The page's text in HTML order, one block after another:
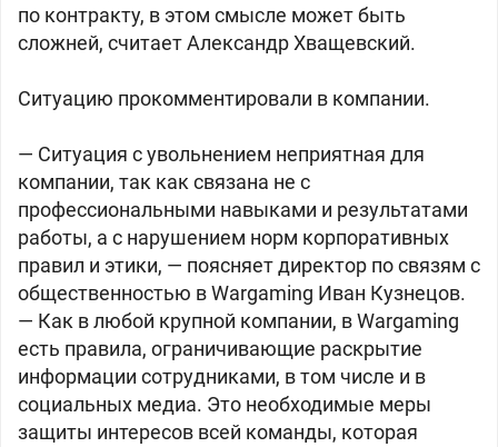
по контракту, в этом смысле может быть
сложней, считает Александр Хващевский.
Ситуацию прокомментировали в компании.
— Ситуация с увольнением неприятная для
компании, так как связана не с
профессиональными навыками и результатами
работы, а с нарушением норм корпоративных
правил и этики, — поясняет директор по связям с
общественностью в Wargaming Иван Кузнецов.
— Как в любой крупной компании, в Wargaming
есть правила, ограничивающие раскрытие
информации сотрудниками, в том числе и в
социальных медиа. Это необходимые меры
защиты интересов всей команды, которая